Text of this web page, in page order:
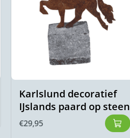
Karlslund decoratief
IJslands paard op steen
€29,95